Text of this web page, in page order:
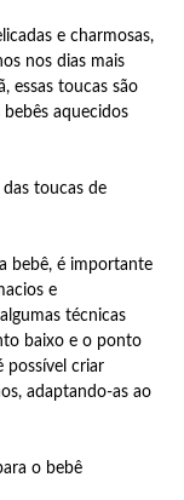
e charmosas,
nos dias mais
essas toucas são
aquecidos
toucas de
bebê, é importante
e
técnicas
baixo e o ponto
possível criar
adaptando-as ao
o bebê